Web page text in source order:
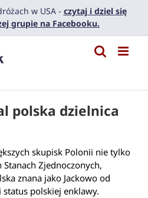
w USA - czytaj i dziel się
grupie na Facebooku.
polska dzielnica
skupisk Polonii nie tylko
Stanach Zjednoczonych,
znana jako Jackowo od
status polskiej enklawy.